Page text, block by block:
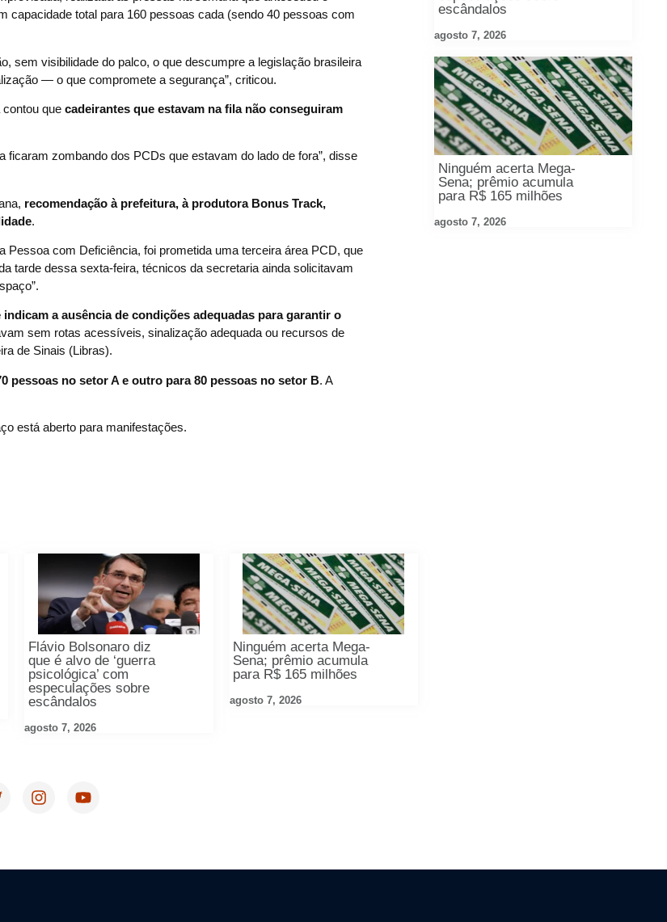
total para 160 pessoas cada (sendo 40 pessoas com
sem visibilidade do palco, o que descumpre a legislação brasileira
— o que compromete a segurança”, criticou.
que cadeirantes que estavam na fila não conseguiram
zombando dos PCDs que estavam do lado de fora”, disse
recomendação à prefeitura, à produtora Bonus Track,
.
Pessoa com Deficiência, foi prometida uma terceira área PCD, que
tarde dessa sexta-feira, técnicos da secretaria ainda solicitavam
a ausência de condições adequadas para garantir o
sem rotas acessíveis, sinalização adequada ou recursos de
de Sinais (Libras).
pessoas no setor A e outro para 80 pessoas no setor B. A
está aberto para manifestações.
Flávio Bolsonaro diz
que é alvo de ‘guerra
psicológica’ com
especulações sobre
escândalos
agosto 7, 2026
Ninguém acerta Mega-
Sena; prêmio acumula
para R$ 165 milhões
agosto 7, 2026
escândalos
agosto 7, 2026
Ninguém acerta Mega-
Sena; prêmio acumula
para R$ 165 milhões
agosto 7, 2026